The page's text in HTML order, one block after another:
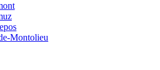
Montolieu